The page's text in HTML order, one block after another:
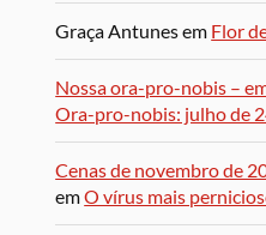
Graça Antunesem Flor
Nossa ora-pro-nobis –
Ora-pro-nobis: julho de
Cenas de novembro de
emO vírus mais